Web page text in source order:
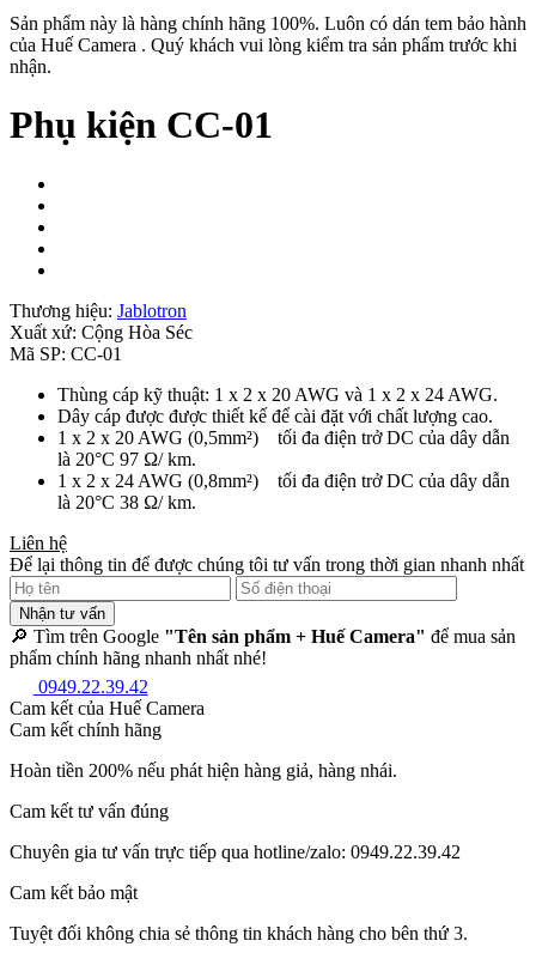
Sản phẩm này là hàng chính hãng 100%. Luôn có dán tem bảo hành
của Huế Camera . Quý khách vui lòng kiểm tra sản phẩm trước khi
nhận.
Phụ kiện CC-01
Thương hiệu: Jablotron
Xuất xứ: Cộng Hòa Séc
Mã SP: CC-01
Thùng cáp kỹ thuật: 1 x 2 x 20 AWG và 1 x 2 x 24 AWG.
Dây cáp được được thiết kế để cài đặt với chất lượng cao.
1 x 2 x 20 AWG (0,5mm²) tối đa điện trở DC của dây dẫn
là 20°C 97 Ω/ km.
1 x 2 x 24 AWG (0,8mm²) tối đa điện trở DC của dây dẫn
là 20°C 38 Ω/ km.
Liên hệ
Để lại thông tin để được chúng tôi tư vấn trong thời gian nhanh nhất
Nhận tư vấn
🔎 Tìm trên Google "Tên sản phẩm + Huế Camera" để mua sản
phẩm chính hãng nhanh nhất nhé!
0949.22.39.42
Cam kết của Huế Camera
Cam kết chính hãng
Hoàn tiền 200% nếu phát hiện hàng giả, hàng nhái.
Cam kết tư vấn đúng
Chuyên gia tư vấn trực tiếp qua hotline/zalo: 0949.22.39.42
Cam kết bảo mật
Tuyệt đối không chia sẻ thông tin khách hàng cho bên thứ 3.